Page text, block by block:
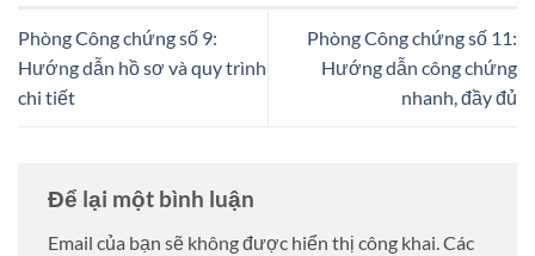
Phòng Công chứng số 9:
Hướng dẫn hồ sơ và quy trình
chi tiết
Phòng Công chứng số 11:
Hướng dẫn công chứng
nhanh, đầy đủ
Để lại một bình luận
Email của bạn sẽ không được hiển thị công khai.Các